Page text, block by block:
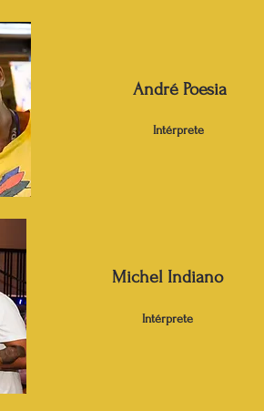
Michel Indiano
Intérprete
André Poesia
Intérprete